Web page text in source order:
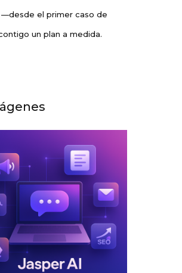
—desde el primer caso de
un plan a medida.